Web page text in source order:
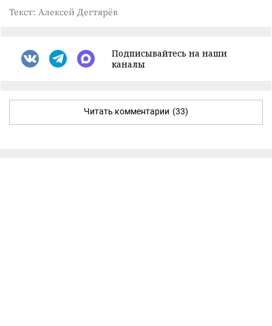
Текст: Алексей Дегтярёв
Подписывайтесь на наши
каналы
Читать комментарии (33)